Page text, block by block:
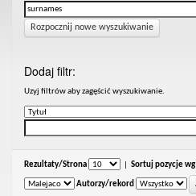
Rozpocznij nowe wyszukiwanie
Dodaj filtr:
Uzyj filtrów aby zagęścić wyszukiwanie.
Rezultaty/Strona Sortuj pozycje wg
Autorzy/rekord